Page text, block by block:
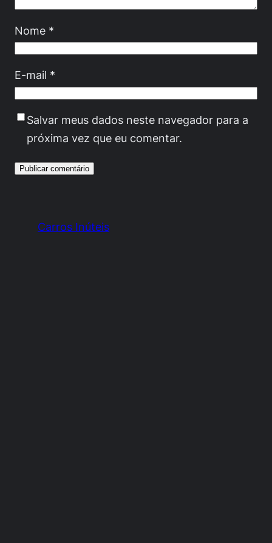
Nome *
E-mail *
Salvar meus dados neste navegador para a
próxima vez que eu comentar.
Carros Inúteis